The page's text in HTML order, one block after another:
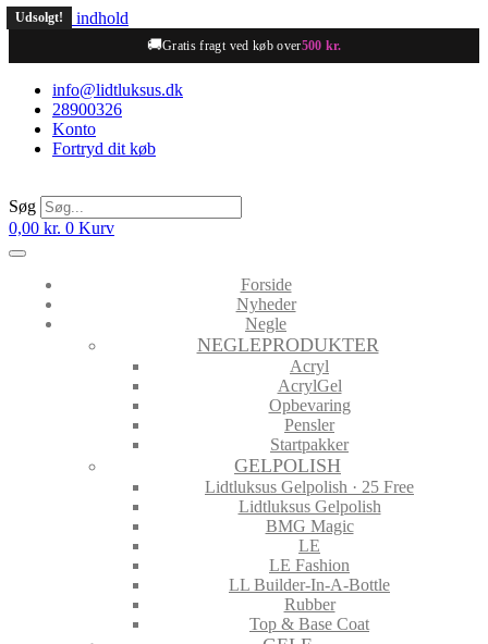
Videre til indhold
🚚Gratis fragt ved køb over500 kr.
info@lidtluksus.dk
28900326
Konto
Fortryd dit køb
Søg
0,00 kr. 0 Kurv
Forside
Nyheder
Negle
NEGLEPRODUKTER
Acryl
AcrylGel
Opbevaring
Pensler
Startpakker
GELPOLISH
Lidtluksus Gelpolish · 25 Free
Lidtluksus Gelpolish
BMG Magic
LE
LE Fashion
LL Builder-In-A-Bottle
Rubber
Top & Base Coat
Udsolgt!
Udsolgt!